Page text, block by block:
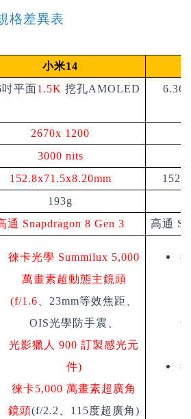
格差異表
小米14
吋平面1.5K 挖孔AMOLED
6.36
2670x 1200
3000 nits
152.8x71.5x8.20mm
193g
通 Snapdragon 8 Gen 3
高通
徠卡光學 Summilux 5,000
萬畫素超動態主鏡頭
(f/1.6、23mm等效焦距、
OIS光學防手震、
光影獵人 900 訂製感光元
件)
徠卡5,000 萬畫素超廣角
鏡頭(f/2.2、115度超廣角)